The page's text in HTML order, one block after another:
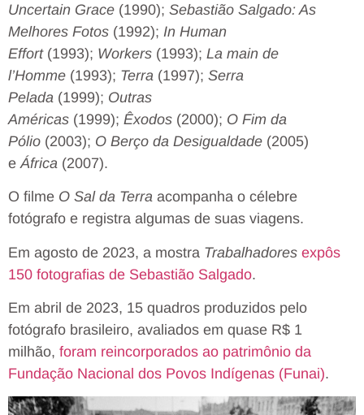
Uncertain Grace (1990); Sebastião Salgado: As
Melhores Fotos (1992); In Human
Effort(1993); Workers (1993); La main de
l’Homme (1993); Terra (1997); Serra
Pelada (1999); Outras
Américas (1999); Êxodos (2000); O Fim da
Pólio (2003); O Berço da Desigualdade (2005)
e África (2007).
O filme O Sal da Terra acompanha o célebre
fotógrafo e registra algumas de suas viagens.
Em agosto de 2023, a mostra Trabalhadores expôs
150 fotografias de Sebastião Salgado.
Em abril de 2023, 15 quadros produzidos pelo
fotógrafo brasileiro, avaliados em quase R$ 1
milhão, foram reincorporados ao patrimônio da
Fundação Nacional dos Povos Indígenas (Funai).